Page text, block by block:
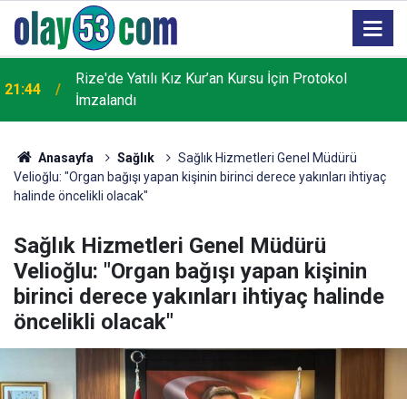
21:44
Rize'de Yatılı Kız Kur’an Kursu İçin Protokol
İmzalandı
Anasayfa Sağlık
Sağlık Hizmetleri Genel Müdürü
Velioğlu: "Organ bağışı yapan kişinin birinci derece yakınları ihtiyaç
halinde öncelikli olacak"
Sağlık Hizmetleri Genel Müdürü
Velioğlu: "Organ bağışı yapan kişinin
birinci derece yakınları ihtiyaç halinde
öncelikli olacak"